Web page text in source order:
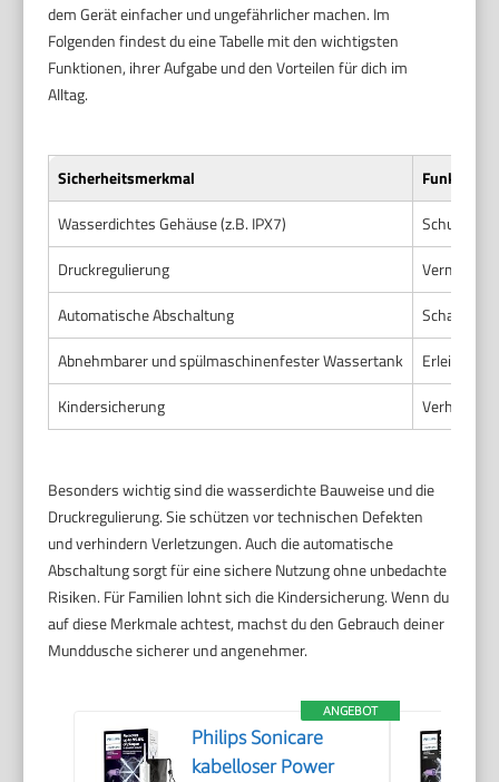
dem Gerät einfacher und ungefährlicher machen. Im
Folgenden findest du eine Tabelle mit den wichtigsten
Funktionen, ihrer Aufgabe und den Vorteilen für dich im
Alltag.
Sicherheitsmerkmal
Funktion
Wasserdichtes Gehäuse (z.B. IPX7)
Schutz vor
Druckregulierung
Vermeidet
Automatische Abschaltung
Schaltet
Abnehmbarer und spülmaschinenfester Wassertank
Erleichtert
Kindersicherung
Verhindert
Besonders wichtig sind die wasserdichte Bauweise und die
Druckregulierung. Sie schützen vor technischen Defekten
und verhindern Verletzungen. Auch die automatische
Abschaltung sorgt für eine sichere Nutzung ohne unbedachte
Risiken. Für Familien lohnt sich die Kindersicherung. Wenn du
auf diese Merkmale achtest, machst du den Gebrauch deiner
Munddusche sicherer und angenehmer.
ANGEBOT
Philips Sonicare
kabelloser Power